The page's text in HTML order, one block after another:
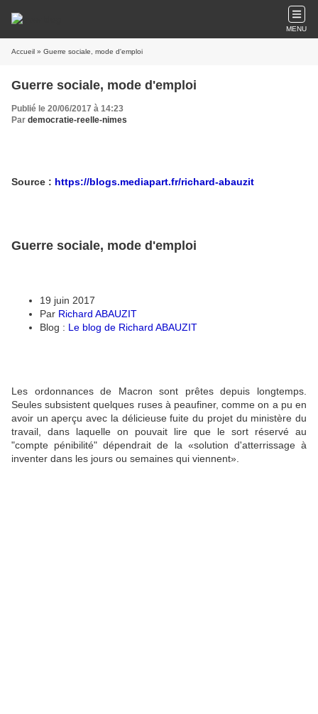
MENU
Accueil » Guerre sociale, mode d'emploi
Guerre sociale, mode d'emploi
Publié le 20/06/2017 à 14:23
Par democratie-reelle-nimes
Source : https://blogs.mediapart.fr/richard-abauzit
Guerre sociale, mode d'emploi
19 juin 2017
Par Richard ABAUZIT
Blog : Le blog de Richard ABAUZIT
Les ordonnances de Macron sont prêtes depuis longtemps.
Seules subsistent quelques ruses à peaufiner, comme on a pu en
avoir un aperçu avec la délicieuse fuite du projet du ministère du
travail, dans laquelle on pouvait lire que le sort réservé au
"compte pénibilité" dépendrait de la «solution d'atterrissage à
inventer dans les jours ou semaines qui viennent».